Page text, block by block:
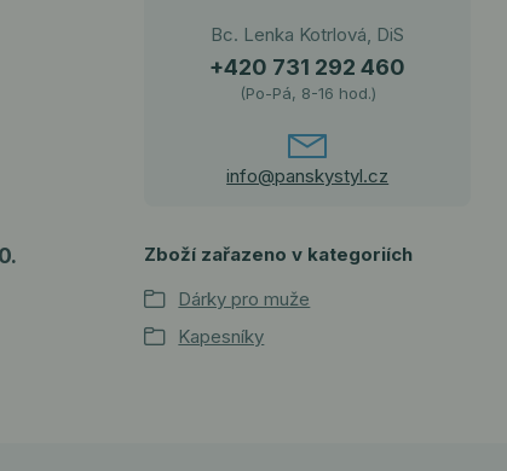
Bc. Lenka Kotrlová, DiS
+420 731 292 460
(Po-Pá, 8-16 hod.)
info@panskystyl.cz
Zboží zařazeno v kategoriích
Dárky pro muže
Kapesníky